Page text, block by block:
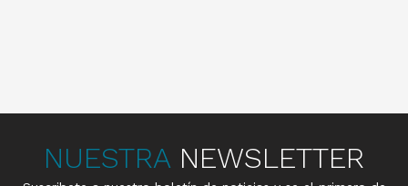
NUESTRA NEWSLETTER